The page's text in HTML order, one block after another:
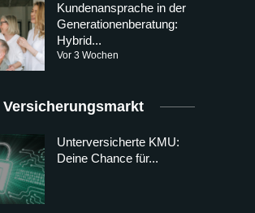
Kundenansprache in der
Generationenberatung:
Hybrid...
Vor 3 Wochen
Versicherungsmarkt
Unterversicherte KMU:
Deine Chance für...